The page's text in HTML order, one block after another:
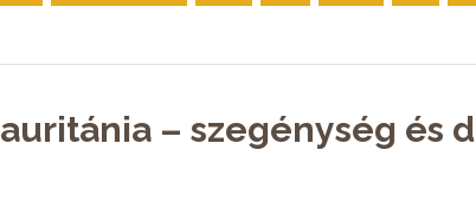
– szegénység és